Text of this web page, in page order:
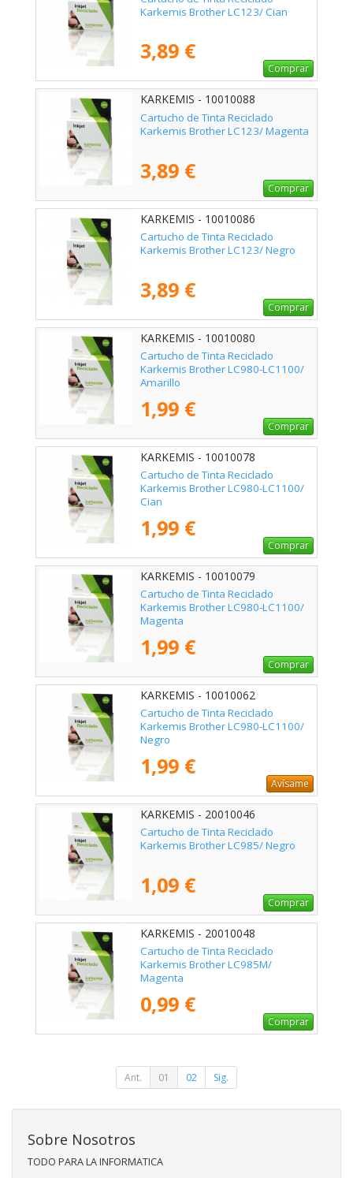
Karkemis Brother LC123/ Cian
3,89 €
Comprar
KARKEMIS - 10010088
Cartucho de Tinta Reciclado
Karkemis Brother LC123/ Magenta
3,89 €
Comprar
KARKEMIS - 10010086
Cartucho de Tinta Reciclado
Karkemis Brother LC123/ Negro
3,89 €
Comprar
KARKEMIS - 10010080
Cartucho de Tinta Reciclado
Karkemis Brother LC980-LC1100/
Amarillo
1,99 €
Comprar
KARKEMIS - 10010078
Cartucho de Tinta Reciclado
Karkemis Brother LC980-LC1100/
Cian
1,99 €
Comprar
KARKEMIS - 10010079
Cartucho de Tinta Reciclado
Karkemis Brother LC980-LC1100/
Magenta
1,99 €
Comprar
KARKEMIS - 10010062
Cartucho de Tinta Reciclado
Karkemis Brother LC980-LC1100/
Negro
1,99 €
Avísame
KARKEMIS - 20010046
Cartucho de Tinta Reciclado
Karkemis Brother LC985/ Negro
1,09 €
Comprar
KARKEMIS - 20010048
Cartucho de Tinta Reciclado
Karkemis Brother LC985M/
Magenta
0,99 €
Comprar
Ant. 01 02 Sig.
Sobre Nosotros
TODO PARA LA INFORMATICA